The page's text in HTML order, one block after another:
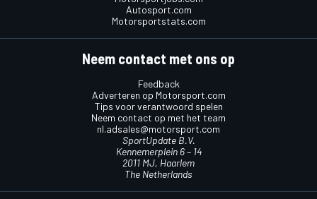
Autosport.com
Motorsportstats.com
Neem contact met ons op
Feedback
Adverteren op Motorsport.com
Tips voor verantwoord spelen
Neem contact op met het team
nl.adsales@motorsport.com
SportUpdate B.V.
Kennemerplein 6 – 14
2011 MJ, Haarlem
The Netherlands